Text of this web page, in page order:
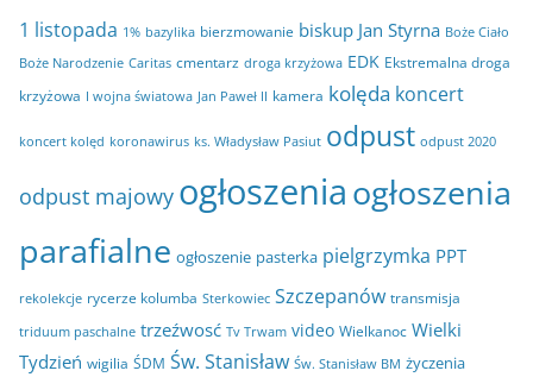
1 listopada 1% bazylika bierzmowanie biskup Jan Styrna Boże Ciało
Boże Narodzenie Caritas cmentarz droga krzyżowa EDK Ekstremalna droga
krzyżowa I wojna światowa Jan Paweł II kamera kolęda koncert
koncert kolęd koronawirus ks. Władysław Pasiut odpust odpust 2020
odpust majowy ogłoszeniaogłoszenia
parafialne ogłoszenie pasterka pielgrzymka PPT
rekolekcje rycerze kolumba Sterkowiec Szczepanów transmisja
triduum paschalne trzeźwosć Tv Trwam video Wielkanoc Wielki
Tydzień wigilia ŚDM Św. Stanisław Św. Stanisław BM życzenia